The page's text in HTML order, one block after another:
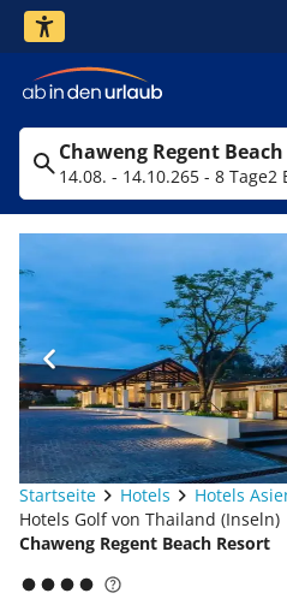
Chaweng Regent
14.08. - 14.10.265 - 8 Tage2
Startseite Hotels Hotels
Hotels Golf von Thailand (Inseln)
Chaweng Regent Beach Resort